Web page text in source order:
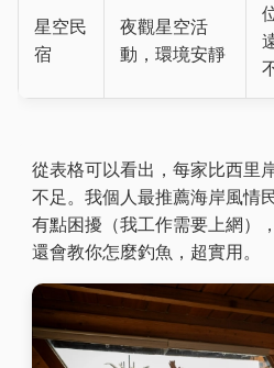
星空民
宿
夜觀星空活
動，環境安靜
從表格可以看出，每家比西里
不足。我個人最推薦海岸風情
有點困擾（我工作需要上網）
還會教你怎麼釣魚，超實用。